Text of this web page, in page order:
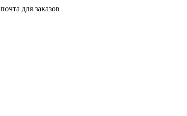
почта для заказов